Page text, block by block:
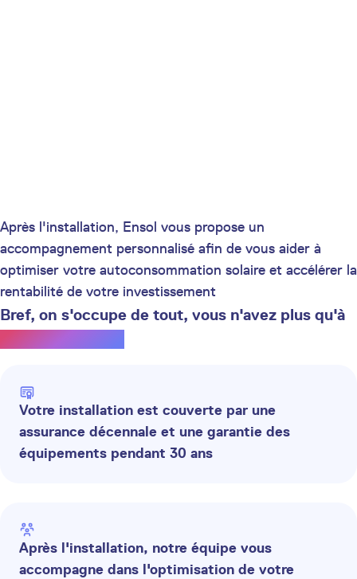
Après l'installation, Ensol vous propose un
accompagnement personnalisé afin de vous aider à
optimiser votre autoconsommation solaire et accélérer la
rentabilité de votre investissement
Bref, on s'occupe de tout, vous n'avez plus qu'à
profiter du soleil.
Votre installation est couverte par une
assurance décennale et une garantie des
équipements pendant 30 ans
Après l'installation, notre équipe vous
accompagne dans l'optimisation de votre